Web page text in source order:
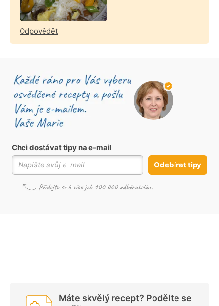
Odpovědět
Chci dostávat tipy na e-mail
Odebírat tipy
Máte skvělý recept? Podělte se